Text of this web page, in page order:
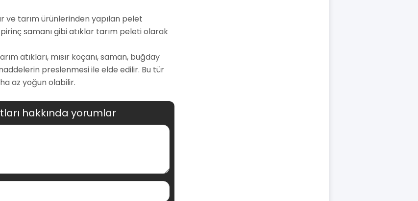
ve tarım ürünlerinden yapılan pelet
pirinç samanı gibi atıklar tarım peleti olarak
atıkları, mısır koçanı, saman, buğday
preslenmesi ile elde edilir. Bu tür
az yoğun olabilir.
hakkında yorumlar